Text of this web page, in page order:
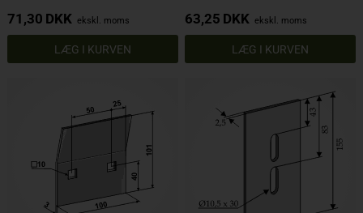
71,30 DKK ekskl. moms 63,25 DKK ekskl. moms